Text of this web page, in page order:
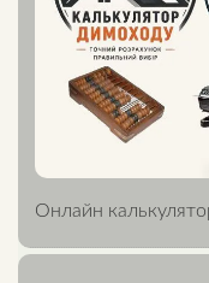
Онлайн